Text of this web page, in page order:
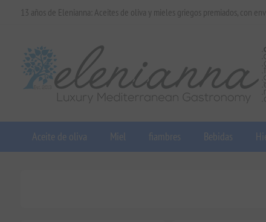
13 años de Elenianna: Aceites de oliva y mieles griegos premiados, con
Aceite de oliva Miel fiambres Bebidas